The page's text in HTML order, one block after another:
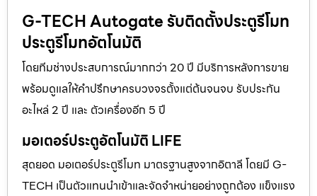
G-TECH Autogate รับติดตั้งประตูรีโมท
ประตูรีโมทอัตโนมัติ
โดยทีมช่างประสบการณ์มากกว่า 20 ปี มีบริการหลังการขาย
พร้อมดูแลให้คำปรึกษาครบวงจรตั้งแต่ต้นจนจบ รับประกัน
อะไหล่ 2 ปี และ ตัวเครื่องอีก 5 ปี
มอเตอร์ประตูอัตโนมัติ LIFE
สุดยอด มอเตอร์ประตูรีโมท มาตรฐานสูงจากอิตาลี โดยมี G-
TECH เป็นตัวแทนนำเข้าและจัดจำหน่ายอย่างถูกต้อง แข็งแรง